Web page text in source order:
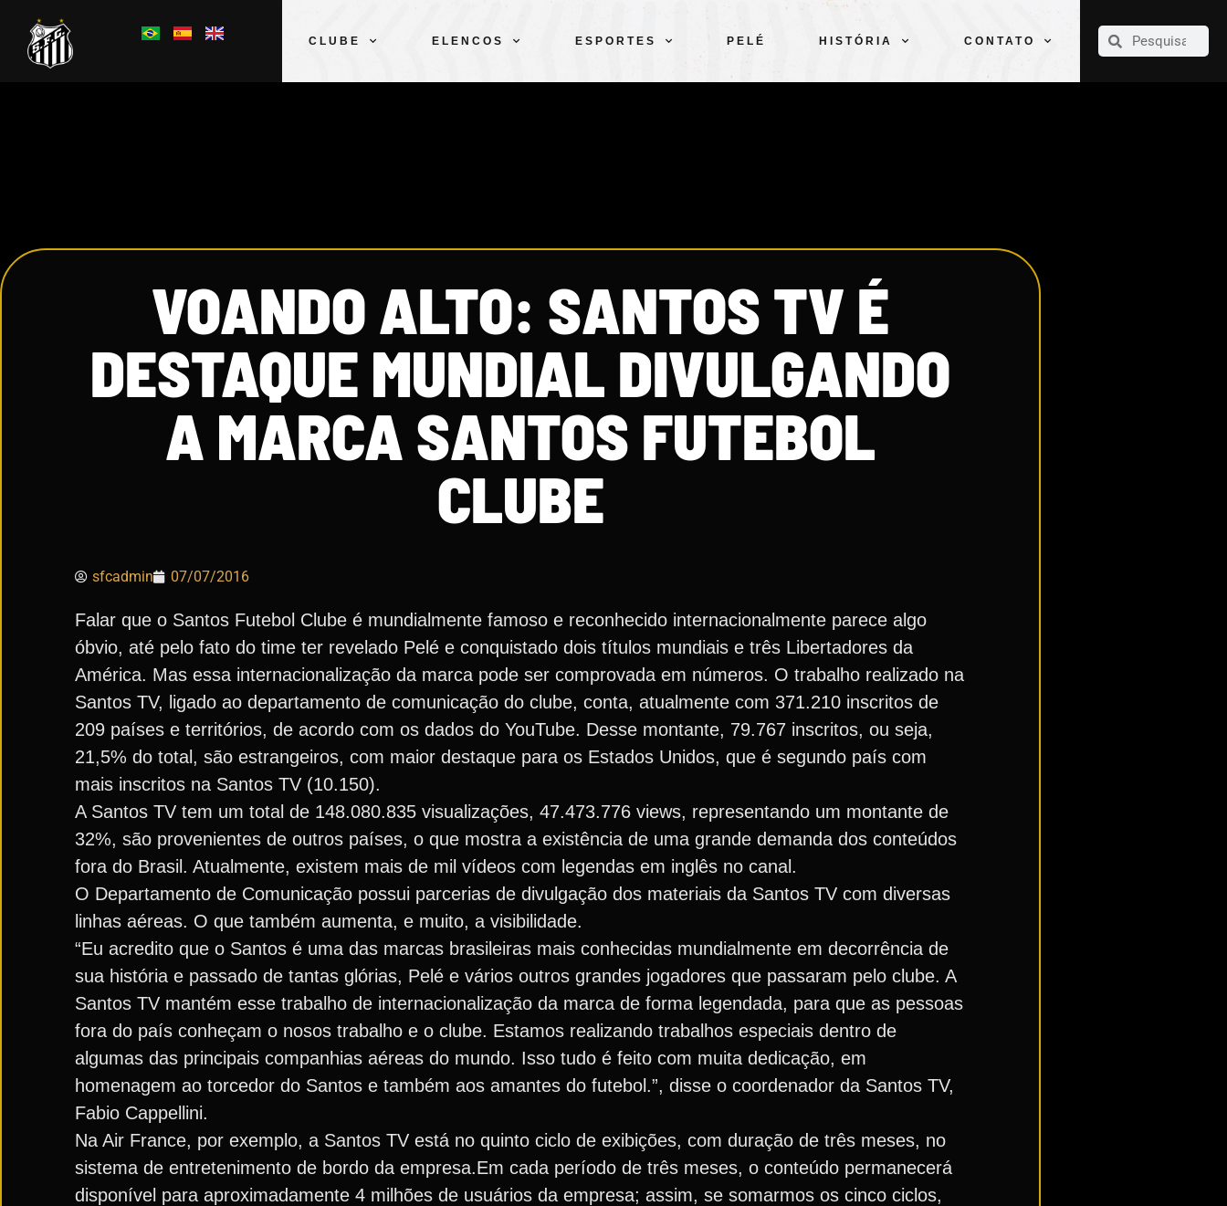
CLUBE ELENCOS ESPORTES PELÉ HISTÓRIA CONTATO
CLUBE
VOANDO ALTO: SANTOS TV É
DESTAQUE MUNDIAL DIVULGANDO
A MARCA SANTOS FUTEBOL
CLUBE
sfcadmin 07/07/2016
Falar que o Santos Futebol Clube é mundialmente famoso e reconhecido internacionalmente parece algo
óbvio, até pelo fato do time ter revelado Pelé e conquistado dois títulos mundiais e três Libertadores da
América. Mas essa internacionalização da marca pode ser comprovada em números. O trabalho realizado na
Santos TV, ligado ao departamento de comunicação do clube, conta, atualmente com 371.210 inscritos de
209 países e territórios, de acordo com os dados do YouTube. Desse montante, 79.767 inscritos, ou seja,
21,5% do total, são estrangeiros, com maior destaque para os Estados Unidos, que é segundo país com
mais inscritos na Santos TV (10.150).
A Santos TV tem um total de 148.080.835 visualizações, 47.473.776 views, representando um montante de
32%, são provenientes de outros países, o que mostra a existência de uma grande demanda dos conteúdos
fora do Brasil. Atualmente, existem mais de mil vídeos com legendas em inglês no canal.
O Departamento de Comunicação possui parcerias de divulgação dos materiais da Santos TV com diversas
linhas aéreas. O que também aumenta, e muito, a visibilidade.
“Eu acredito que o Santos é uma das marcas brasileiras mais conhecidas mundialmente em decorrência de
sua história e passado de tantas glórias, Pelé e vários outros grandes jogadores que passaram pelo clube. A
Santos TV mantém esse trabalho de internacionalização da marca de forma legendada, para que as pessoas
fora do país conheçam o nosos trabalho e o clube. Estamos realizando trabalhos especiais dentro de
algumas das principais companhias aéreas do mundo. Isso tudo é feito com muita dedicação, em
homenagem ao torcedor do Santos e também aos amantes do futebol.”, disse o coordenador da Santos TV,
Fabio Cappellini.
Na Air France, por exemplo, a Santos TV está no quinto ciclo de exibições, com duração de três meses, no
sistema de entretenimento de bordo da empresa.Em cada período de três meses, o conteúdo permanecerá
disponível para aproximadamente 4 milhões de usuários da empresa; assim, se somarmos os cinco ciclos,